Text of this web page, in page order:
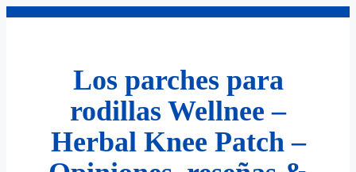
Los parches para
rodillas Wellnee –
Herbal Knee Patch –